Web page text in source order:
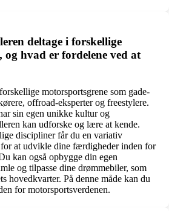
deltage i forskellige
og hvad er fordelene ved at
motorsportsgrene som gade-
offroad-eksperter og freestylere.
sin egen unikke kultur og
kan udforske og lære at kende.
discipliner får du en variativ
at udvikle dine færdigheder inden for
kan også opbygge din egen
og tilpasse dine drømmebiler, som
hovedkvarter. På denne måde kan du
for motorsportsverdenen.